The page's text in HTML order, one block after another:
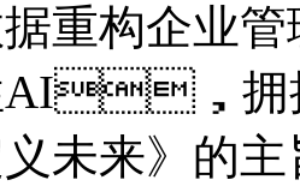
据重构企业
AI，拥
义未来》的